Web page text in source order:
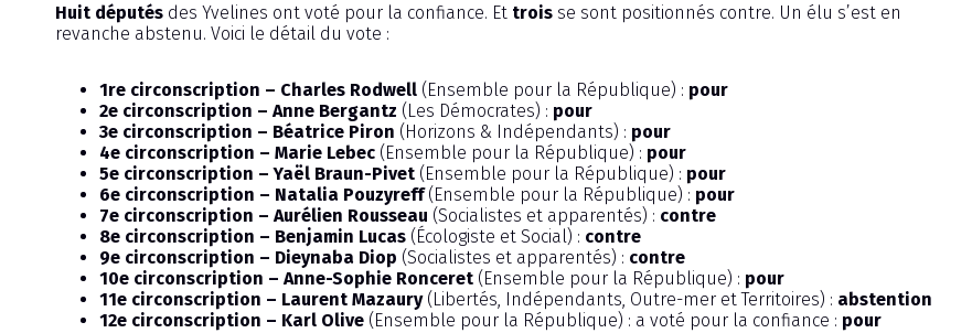
Huit députés des Yvelines ont voté pour la confiance. Et trois se sont positionnés contre. Un élu s’est en
revanche abstenu. Voici le détail du vote :
1re circonscription – Charles Rodwell (Ensemble pour la République) : pour
2e circonscription – Anne Bergantz (Les Démocrates) : pour
3e circonscription – Béatrice Piron (Horizons & Indépendants) : pour
4e circonscription – Marie Lebec (Ensemble pour la République) : pour
5e circonscription – Yaël Braun-Pivet (Ensemble pour la République) : pour
6e circonscription – Natalia Pouzyreff(Ensemble pour la République) : pour
7e circonscription – Aurélien Rousseau (Socialistes et apparentés) : contre
8e circonscription – Benjamin Lucas (Écologiste et Social) : contre
9e circonscription – Dieynaba Diop (Socialistes et apparentés) : contre
10e circonscription – Anne-Sophie Ronceret (Ensemble pour la République) : pour
11e circonscription – Laurent Mazaury (Libertés, Indépendants, Outre-mer et Territoires) : abstention
12e circonscription – Karl Olive (Ensemble pour la République) : a voté pour la confiance : pour